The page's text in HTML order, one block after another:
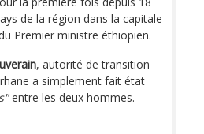
de la région dans la capitale
Premier ministre éthiopien.
, autorité de transition
a simplement fait état
entre les deux hommes.